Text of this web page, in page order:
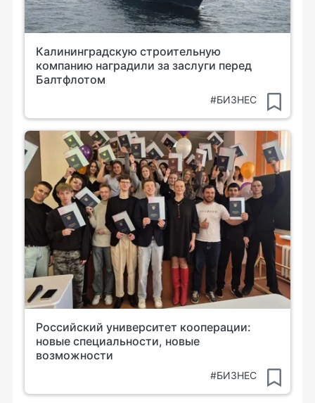
Калининградскую строительную
компанию наградили за заслуги перед
Балтфлотом
#БИЗНЕС
Российский университет кооперации:
новые специальности, новые
возможности
#БИЗНЕС